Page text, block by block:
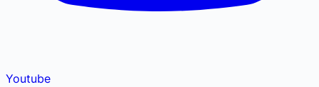
Youtube